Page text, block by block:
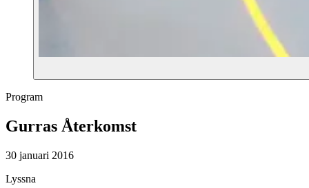
Program
Gurras Återkomst
30 januari 2016
Lyssna